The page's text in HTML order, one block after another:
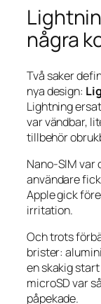
några
Två saker
nya design:
Lightning
var vändbar,
tillbehör
Nano-SIM var
användare
Apple gick
irritation.
Och trots
brister:
en skakig
microSD var
påpekade.